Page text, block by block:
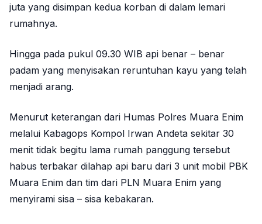
juta yang disimpan kedua korban di dalam lemari
rumahnya.
Hingga pada pukul 09.30 WIB api benar – benar
padam yang menyisakan reruntuhan kayu yang telah
menjadi arang.
Menurut keterangan dari Humas Polres Muara Enim
melalui Kabagops Kompol Irwan Andeta sekitar 30
menit tidak begitu lama rumah panggung tersebut
habus terbakar dilahap api baru dari 3 unit mobil PBK
Muara Enim dan tim dari PLN Muara Enim yang
menyirami sisa – sisa kebakaran.